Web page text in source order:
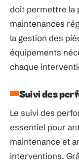
doit permettre la
maintenances
la gestion des
équipements
chaque
Suivi des
Le suivi des
essentiel pour
maintenance et
interventions.